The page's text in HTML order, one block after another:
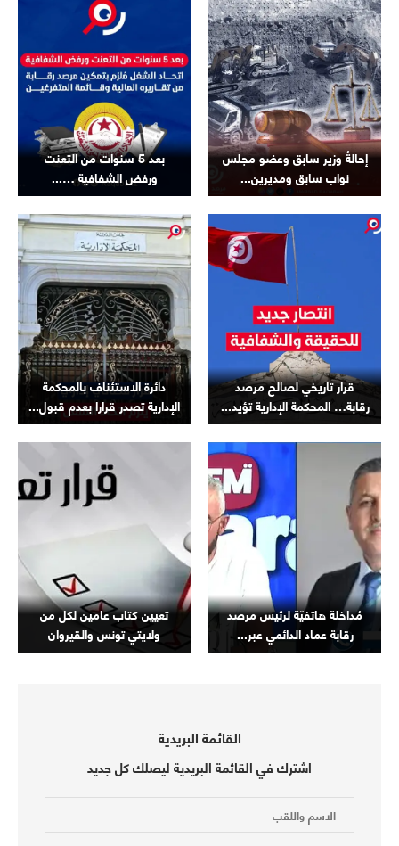
إحالةُ وزير سابق وعضو مجلس
نواب سابق ومديرين...
بعد 5 سنوات من التعنت
ورفض الشفافية …...
قرار تاريخي لصالح مرصد
رقابة… المحكمة الإدارية تؤيد...
دائرة الاستئناف بالمحكمة
الإدارية تصدر قرارا بعدم قبول...
مُداخلة هاتفيّة لرئيس مرصد
رقابة عماد الدائمي عبر...
تعيين كتاب عامين لكل من
ولايتي تونس والقيروان
القائمة البريدية
اشترك في القائمة البريدية ليصلك كل جديد